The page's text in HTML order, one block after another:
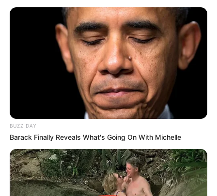
BUZZ DAY
Barack Finally Reveals What's Going On With Michelle